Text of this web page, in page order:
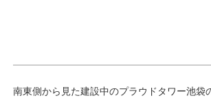
南東側から見た建設中のプラウドタワー池袋